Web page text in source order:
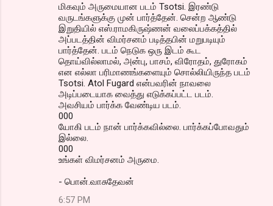
மிகவும் அருமையான படம் Tsotsi. இரண்டு
வருடங்களுக்கு முன் பார்த்தேன். சென்ற ஆண்டு
இறுதியில் எஸ்.ராமகிருஷ்ணன் வலைப்பக்கத்தில்
அப்படத்தின் விமர்சனம் படித்தபின் மறுபடியும்
பார்த்தேன். படம் நெடுக ஒரு இடம் கூட
தொய்வில்லாமல், அன்பு, பாசம், விரோதம், துரோகம்
என எல்லா பரிமாணங்களையும் சொல்லியிருந்த படம்
Tsotsi. Atol Fugard என்பவரின் நாவலை
அடிப்படையாக வைத்து எடுக்கப்பட்ட படம்.
அவசியம் பார்க்க வேண்டிய படம்.
000
யோகி படம் நான் பார்க்கவில்லை. பார்க்கப்போவதும்
இல்லை.
000
உங்கள் விமர்சனம் அருமை.
- பொன்.வாசுதேவன்
6:57 PM